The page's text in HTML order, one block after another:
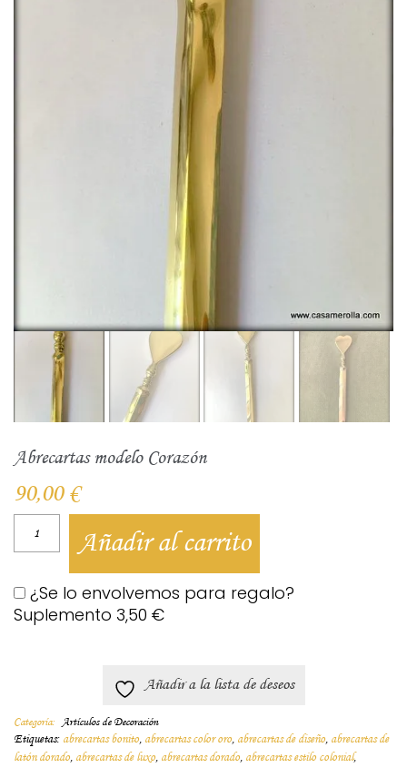
Abrecartas modelo Corazón
90,00 €
Añadir al carrito
¿Se lo envolvemos para regalo?
Suplemento 3,50 €
Añadir a la lista de deseos
Categoría: Artículos de Decoración
Etiquetas: abrecartas bonito, abrecartas color oro, abrecartas de diseño, abrecartas de
latón dorado, abrecartas de luxo, abrecartas dorado, abrecartas estilo colonial,